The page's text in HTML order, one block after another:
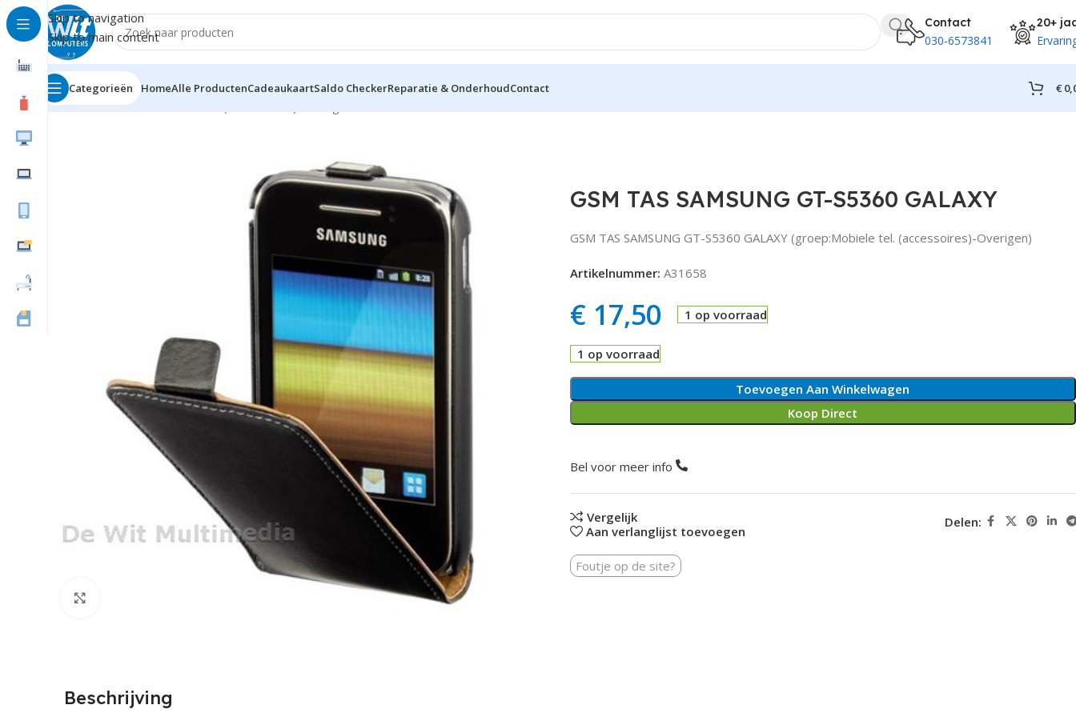
Skip to navigation
Skip to main content
Contact
030-6573841
20+
Categorieën HomeAlle ProductenCadeaukaartSaldo CheckerReparatie & OnderhoudContact €
Home Hardware
GSM TAS SAMSUNG GT-S5360 GALAXY
GSM TAS SAMSUNG GT-S5360 GALAXY (groep:Mobiele tel. (accessoires)-Overigen)
Artikelnummer: A31658
€17,50 1 op voorraad
1 op voorraad
Toevoegen Aan Winkelwagen
Koop Direct
Bel voor meer info
Vergelijk
Aan verlanglijst toevoegen
Delen:
Foutje op de site?
Beschrijving